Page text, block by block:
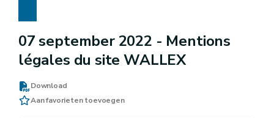
07 september 2022 - Mentions
légales du site WALLEX
Download
Aan favorieten toevoegen